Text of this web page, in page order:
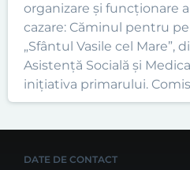
organizare și funcționare
cazare: Căminul pentru
„Sfântul Vasile cel Mare”,
Asistență Socială și
inițiativa primarului.
DATE DE CONTACT